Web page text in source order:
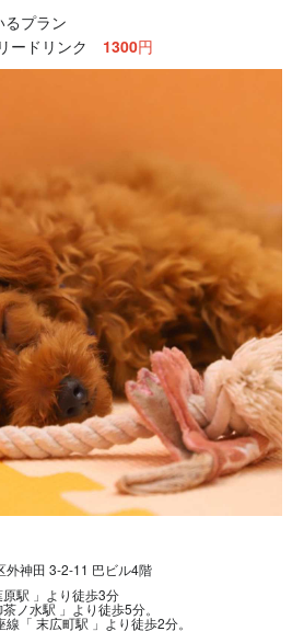
プラン
ードリンク 1300円
田 3-2-11 巴ビル4階
駅 」より徒歩3分
」より徒歩5分。
広町駅 」より徒歩2分。